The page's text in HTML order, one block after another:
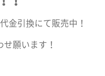
金引換にて販売中！
願います！